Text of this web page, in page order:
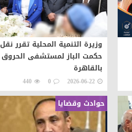
وزيرة التنمية المحلية تقرر نقل
حكمت الباز لمستشفى الحروق
بالقاهرة
2026-06-22
0
440
حوادث وقضايا